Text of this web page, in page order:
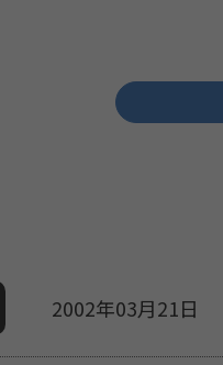
2002年03月21日